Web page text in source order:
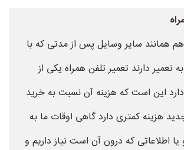
همانند سایر وسایل پس از مدتی که با
به تعمیر دارند تعمیر تلفن همراه یکی از
این است که هزینه آن نسبت به خرید
هزینه کمتری دارد گاهی اوقات ما به
اطلاعاتی که درون آن است نیاز داریم و